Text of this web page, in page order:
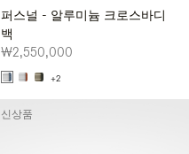
퍼스널 - 알루미늄 크로스바디
백
₩2,550,000
+2
신상품